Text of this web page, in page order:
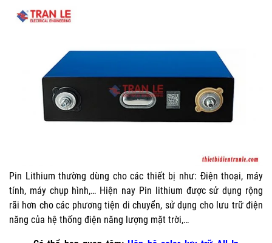
Pin Lithium thường dùng cho các thiết bị như: Điện thoại, máy
tính, máy chụp hình,… Hiện nay Pin lithium được sử dụng rộng
rãi hơn cho các phương tiện di chuyển, sử dụng cho lưu trữ điện
năng của hệ thống điện năng lượng mặt trời,…